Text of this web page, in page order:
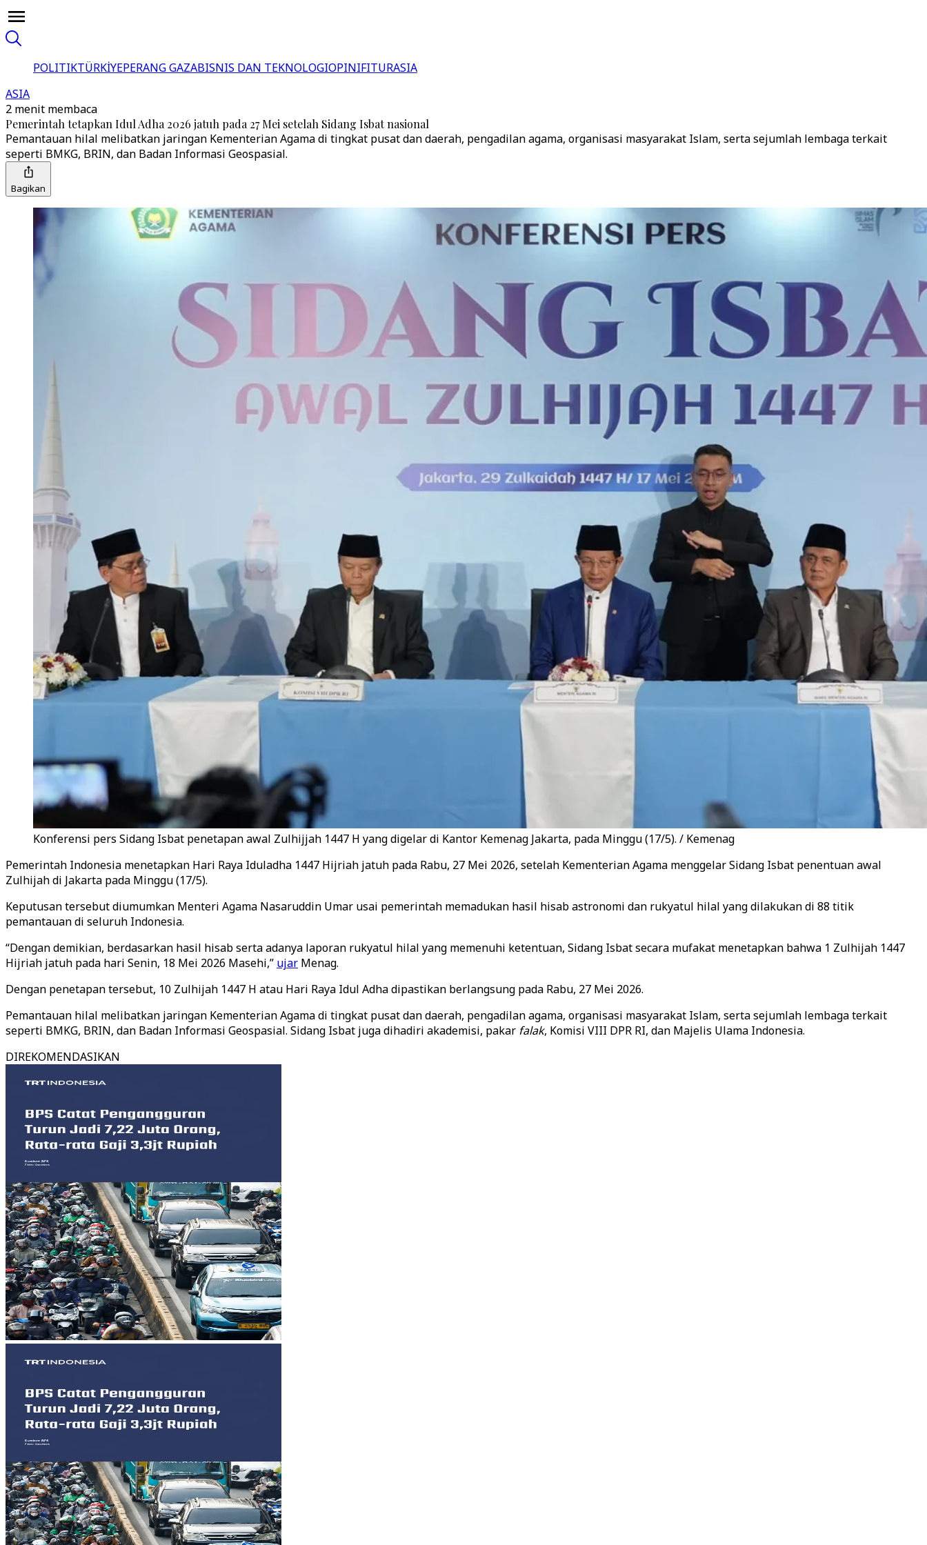
POLITIKTÜRKİYEPERANG GAZABISNIS DAN TEKNOLOGIOPINIFITURASIA
ASIA
2 menit membaca
Pemerintah tetapkan Idul Adha 2026 jatuh pada 27 Mei setelah Sidang Isbat nasional
Pemantauan hilal melibatkan jaringan Kementerian Agama di tingkat pusat dan daerah, pengadilan agama, organisasi masyarakat Islam, serta sejumlah lembaga terkait
seperti BMKG, BRIN, dan Badan Informasi Geospasial.
Bagikan
Konferensi pers Sidang Isbat penetapan awal Zulhijjah 1447 H yang digelar di Kantor Kemenag Jakarta, pada Minggu (17/5). / Kemenag
Pemerintah Indonesia menetapkan Hari Raya Iduladha 1447 Hijriah jatuh pada Rabu, 27 Mei 2026, setelah Kementerian Agama menggelar Sidang Isbat penentuan awal
Zulhijah di Jakarta pada Minggu (17/5).
Keputusan tersebut diumumkan Menteri Agama Nasaruddin Umar usai pemerintah memadukan hasil hisab astronomi dan rukyatul hilal yang dilakukan di 88 titik
pemantauan di seluruh Indonesia.
“Dengan demikian, berdasarkan hasil hisab serta adanya laporan rukyatul hilal yang memenuhi ketentuan, Sidang Isbat secara mufakat menetapkan bahwa 1 Zulhijah 1447
Hijriah jatuh pada hari Senin, 18 Mei 2026 Masehi,” ujar Menag.
Dengan penetapan tersebut, 10 Zulhijah 1447 H atau Hari Raya Idul Adha dipastikan berlangsung pada Rabu, 27 Mei 2026.
Pemantauan hilal melibatkan jaringan Kementerian Agama di tingkat pusat dan daerah, pengadilan agama, organisasi masyarakat Islam, serta sejumlah lembaga terkait
seperti BMKG, BRIN, dan Badan Informasi Geospasial. Sidang Isbat juga dihadiri akademisi, pakar falak, Komisi VIII DPR RI, dan Majelis Ulama Indonesia.
DIREKOMENDASIKAN